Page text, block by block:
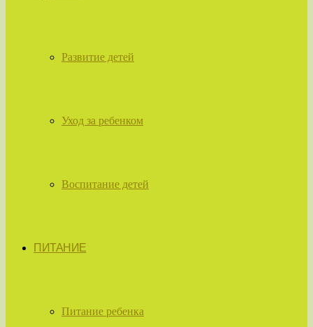
Развитие детей
Уход за ребенком
Воспитание детей
ПИТАНИЕ
Питание ребенка